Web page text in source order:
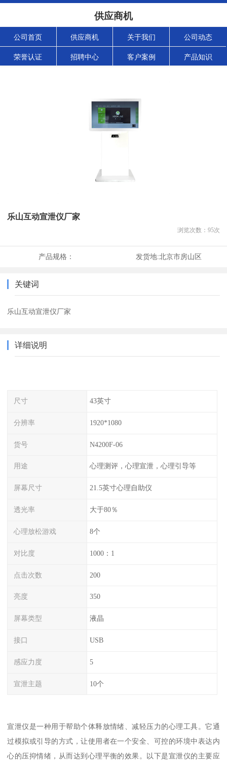
供应商机
公司首页 供应商机 关于我们 公司动态
荣誉认证 招聘中心 客户案例 产品知识
乐山互动宣泄仪厂家
浏览次数： 95次
产品规格： 发货地:北京市房山区
关键词
乐山互动宣泄仪厂家
详细说明
尺寸 43英寸
分辨率 1920*1080
货号 N4200F-06
用途 心理测评，心理宣泄，心理引导等
屏幕尺寸 21.5英寸心理自助仪
透光率 大于80％
心理放松游戏 8个
对比度 1000：1
点击次数 200
亮度 350
屏幕类型 液晶
接口 USB
感应力度 5
宣泄主题 10个
宣泄仪是一种用于帮助个体释放情绪、减轻压力的心理工具。它通
过模拟或引导的方式，让使用者在一个安全、可控的环境中表达内
心的压抑情绪，从而达到心理平衡的效果。以下是宣泄仪的主要应